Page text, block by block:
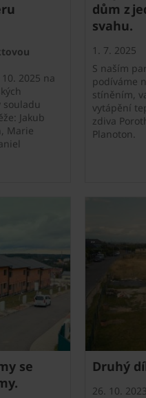
2025 na
souladu
Jakub
Marie
dům z
svahu.
1. 7. 2025
S naším
podíváme
stíněním,
vytápění
zdiva
Planoton.
se
Druhý
26. 10. 2023